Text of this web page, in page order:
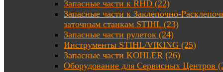
Запасные части к RHD (22)
Запасные части к Заклепочно-
заточным станкам STIHL (23)
Запасные части рулеток (24)
Инструменты STIHL/VIKING (25)
Запасные части KOHLER (26)
Оборудование для Сервисных Центров